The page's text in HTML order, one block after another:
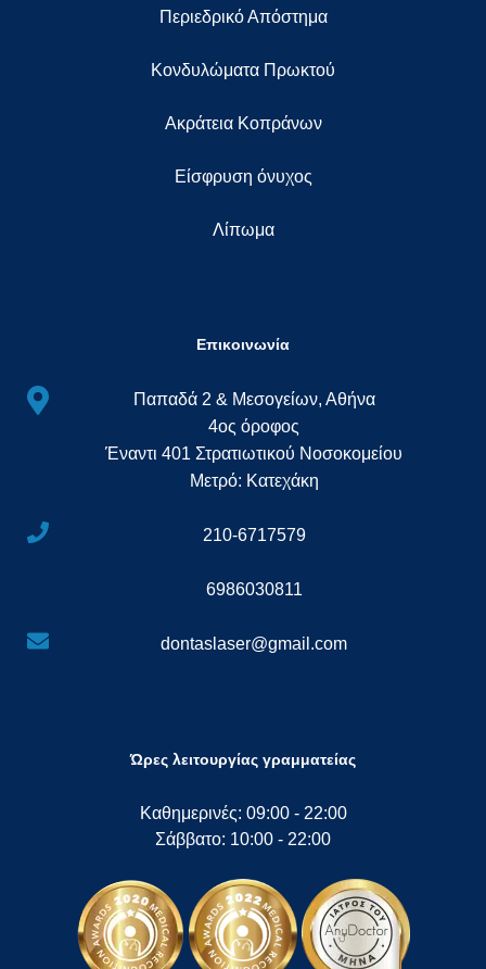
Περιεδρικό Απόστημα
Κονδυλώματα Πρωκτού
Ακράτεια Κοπράνων
Eίσφρυση όνυχος
Λίπωμα
Επικοινωνία
Παπαδά 2 & Μεσογείων, Αθήνα
4ος όροφος
Έναντι 401 Στρατιωτικού Νοσοκομείου
Μετρό: Κατεχάκη
210-6717579
6986030811
dontaslaser@gmail.com
Ώρες λειτουργίας γραμματείας
Καθημερινές: 09:00 - 22:00
Σάββατο: 10:00 - 22:00